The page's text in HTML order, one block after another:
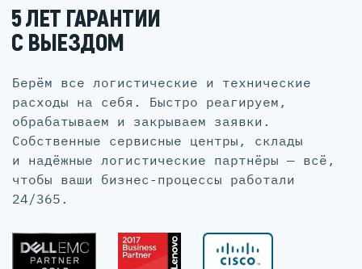
5 ЛЕТ ГАРАНТИИ
С ВЫЕЗДОМ
Берём все логистические и технические
расходы на себя. Быстро реагируем,
обрабатываем и закрываем заявки.
Собственные сервисные центры, склады
и надёжные логистические партнёры — всё,
чтобы ваши бизнес-процессы работали
24/365.